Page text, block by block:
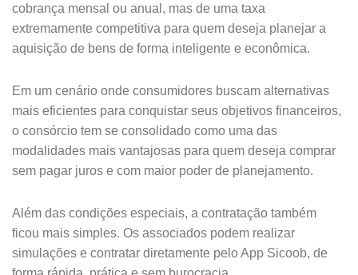
cobrança mensal ou anual, mas de uma taxa
extremamente competitiva para quem deseja planejar a
aquisição de bens de forma inteligente e econômica.
Em um cenário onde consumidores buscam alternativas
mais eficientes para conquistar seus objetivos financeiros,
o consórcio tem se consolidado como uma das
modalidades mais vantajosas para quem deseja comprar
sem pagar juros e com maior poder de planejamento.
Além das condições especiais, a contratação também
ficou mais simples. Os associados podem realizar
simulações e contratar diretamente pelo App Sicoob, de